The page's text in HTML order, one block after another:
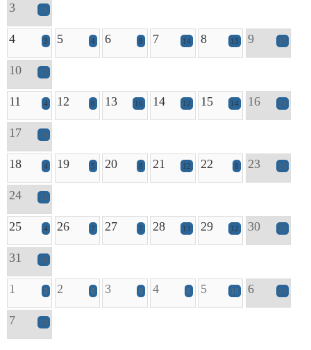
3 11
4 3 5 4 6 8 7 14 8 13 9 17
10 17
11 4 12 8 13 10 14 12 15 14 16 21
17 10
18 4 19 5 20 8 21 12 22 8 23 21
24 12
25 4 26 7 27 7 28 13 29 12 30 28
31 16
1 3 2 6 3 8 4 6 5 10 6 24
7 13